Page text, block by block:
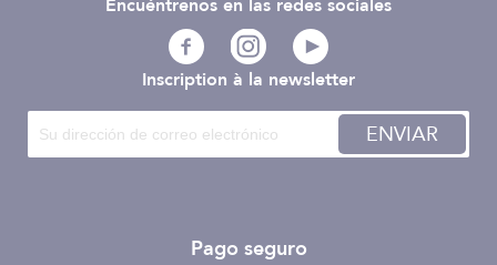
Inscription à la newsletter
ENVIAR
Pago seguro
Encuéntrenos en las redes sociales